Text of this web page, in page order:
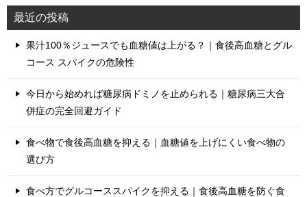
最近の投稿
果汁100％ジュースでも血糖値は上がる？｜食後高血糖とグル
コース スパイクの危険性
今日から始めれば糖尿病ドミノを止められる｜糖尿病三大合
併症の完全回避ガイド
食べ物で食後高血糖を抑える｜血糖値を上げにくい食べ物の
選び方
食べ方でグルコーススパイクを抑える｜食後高血糖を防ぐ食